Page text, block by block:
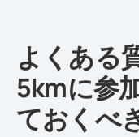
よくある
5kmに参
ておくべ